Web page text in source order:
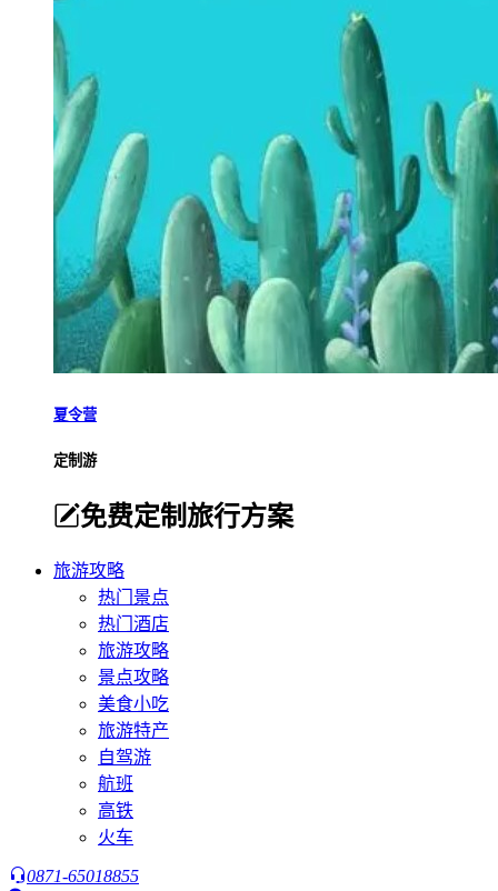
夏令营
定制游
免费定制旅行方案
旅游攻略
热门景点
热门酒店
旅游攻略
景点攻略
美食小吃
旅游特产
自驾游
航班
高铁
火车
0871-65018855